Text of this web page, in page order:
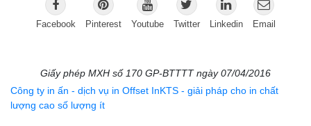
Facebook Pinterest Youtube Twitter Linkedin Email
Giấy phép MXH số 170 GP-BTTTT ngày 07/04/2016
Công ty in ấn - dịch vụ in Offset InKTS - giải pháp cho in chất
lượng cao số lượng ít